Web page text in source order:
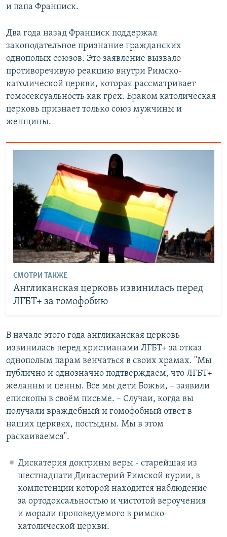
и папа Франциск.
Два года назад Франциск поддержал
законодательное признание гражданских
однополых союзов. Это заявление вызвало
противоречивую реакцию внутри Римско-
католической церкви, которая рассматривает
гомосексуальность как грех. Браком католическая
церковь признает только союз мужчины и
женщины.
СМОТРИ ТАКЖЕ
Англиканская церковь извинилась перед
ЛГБТ+ за гомофобию
В начале этого года англиканская церковь
извинилась перед христианами ЛГБТ+ за отказ
однополым парам венчаться в своих храмах. "Мы
публично и однозначно подтверждаем, что ЛГБТ+
желанны и ценны. Все мы дети Божьи, – заявили
епископы в своём письме. – Случаи, когда вы
получали враждебный и гомофобный ответ в
наших церквях, постыдны. Мы в этом
раскаиваемся".
Дискатерия доктрины веры - старейшая из
шестнадцати Дикастерий Римской курии, в
компетенции которой находится наблюдение
за ортодоксальностью и чистотой вероучения
и морали проповедуемого в римско-
католической церкви.